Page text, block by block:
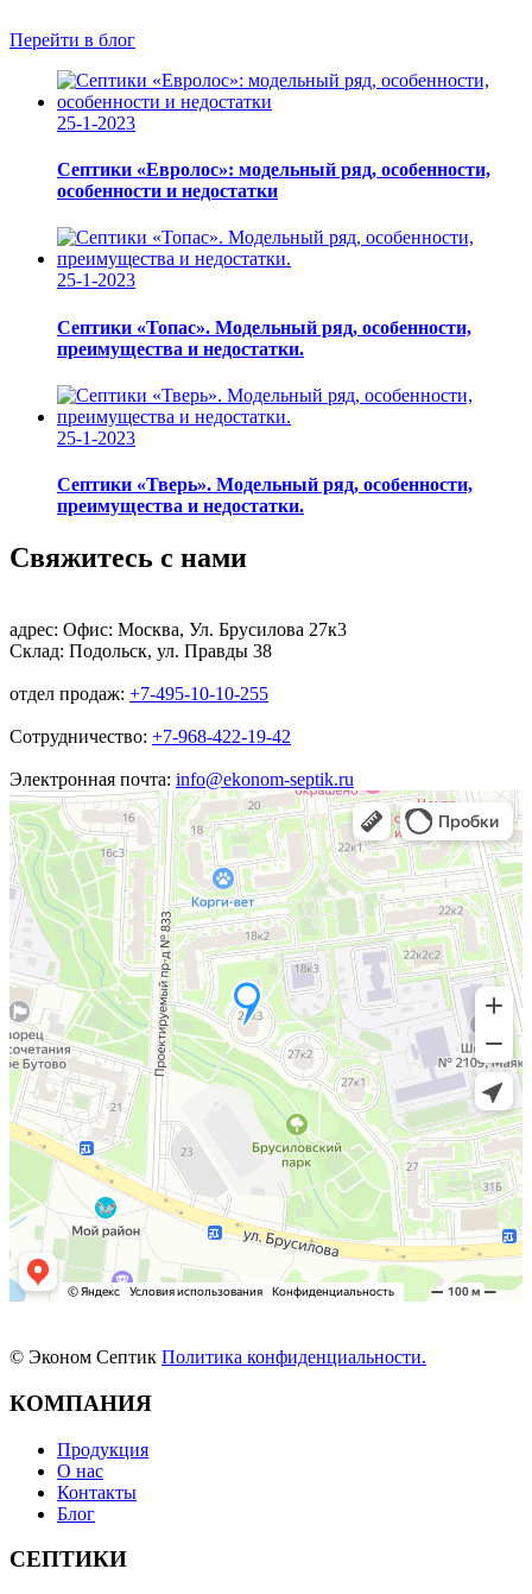
Перейти в блог
25-1-2023
Септики «Евролос»: модельный ряд, особенности,
особенности и недостатки
25-1-2023
Септики «Топас». Модельный ряд, особенности,
преимущества и недостатки.
25-1-2023
Септики «Тверь». Модельный ряд, особенности,
преимущества и недостатки.
Свяжитесь с нами
адрес: Офис: Москва, Ул. Брусилова 27к3
Склад: Подольск, ул. Правды 38
отдел продаж: +7-495-10-10-255
Сотрудничество: +7-968-422-19-42
Электронная почта: info@ekonom-septik.ru
© Эконом Септик Политика конфиденциальности.
КОМПАНИЯ
Продукция
О нас
Контакты
Блог
СЕПТИКИ